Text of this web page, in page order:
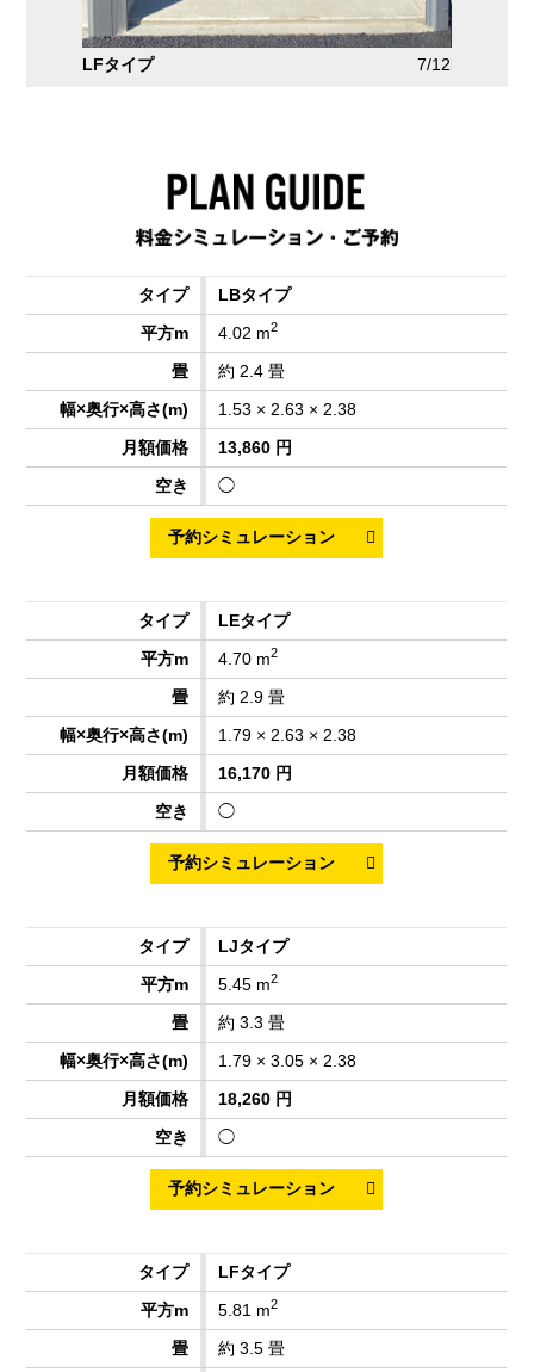
7/12LMタイプ
LBタイプ
4.02 m2
約 2.4 畳
1.53 × 2.63 × 2.38
13,860 円
◯
LEタイプ
4.70 m2
約 2.9 畳
1.79 × 2.63 × 2.38
16,170 円
◯
LJタイプ
5.45 m2
約 3.3 畳
1.79 × 3.05 × 2.38
18,260 円
◯
LFタイプ
5.81 m2
約 3.5 畳